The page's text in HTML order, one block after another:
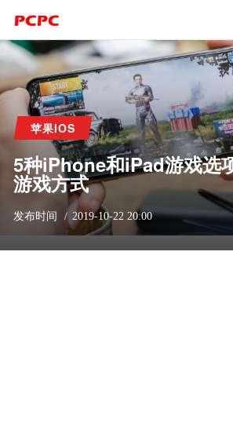
苹果IOS
5种iPhone和iPad游戏选
游戏方式
发布时间 2019-10-22 20:00